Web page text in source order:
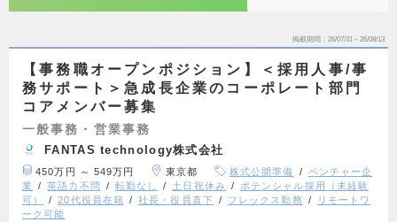
掲載期間 26/07/31～26/08/13
【事務職オープンポジション】＜採用人事/事
務サポート＞急成長企業のコーポレート部門
コアメンバー募集
一般事務・営業事務
FANTAS technology株式会社
450万円 ～ 549万円 東京都 株式公開準備
ベンチャー企
業
英語力不問 転勤なし 土日祝休み
ポテンシャル採用（未経験
可）
20代役員在籍 社長・役員直下 フレックス勤務
リモートワ
ーク可能